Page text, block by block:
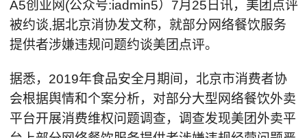
A5创业网(公众号:iadmin5）7月25日讯，美团点评
被约谈,据北京消协发文称，就部分网络餐饮服务
提供者涉嫌违规问题约谈美团点评。
据悉，2019年食品安全月期间，北京市消费者协
会根据舆情和个案分析，对部分大型网络餐饮外卖
平台开展消费维权问题调查，调查发现美团外卖平